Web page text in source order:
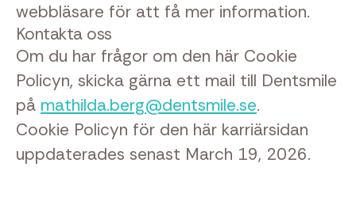
webbläsare för att få mer information.
Kontakta oss
Om du har frågor om den här Cookie
Policyn, skicka gärna ett mail till Dentsmile
på mathilda.berg@dentsmile.se.
Cookie Policyn för den här karriärsidan
uppdaterades senast March 19, 2026.